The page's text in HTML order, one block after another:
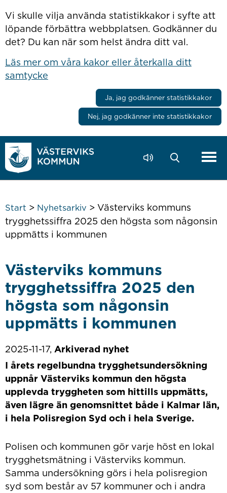
Vi skulle vilja använda statistikkakor i syfte att
löpande förbättra webbplatsen. Godkänner du
det? Du kan när som helst ändra ditt val.
Läs mer om våra kakor eller återkalla ditt
samtycke
Ja, jag godkänner statistikkakor
Nej, jag godkänner inte statistikkakor
Start > Nyhetsarkiv > Västerviks kommuns
trygghetssiffra 2025 den högsta som någonsin
uppmätts i kommunen
Västerviks kommuns
trygghetssiffra 2025 den
högsta som någonsin
uppmätts i kommunen
2025-11-17, Arkiverad nyhet
I årets regelbundna trygghetsundersökning
uppnår Västerviks kommun den högsta
upplevda tryggheten som hittills uppmätts,
även lägre än genomsnittet både i Kalmar län,
i hela Polisregion Syd och i hela Sverige.
Polisen och kommunen gör varje höst en lokal
trygghetsmätning i Västerviks kommun.
Samma undersökning görs i hela polisregion
syd som består av 57 kommuner och i andra